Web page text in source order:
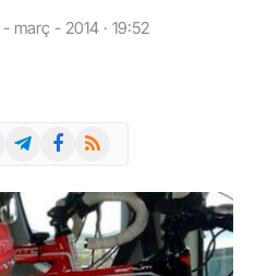
març - 2014 · 19:52
TelegramFacebook
RSS